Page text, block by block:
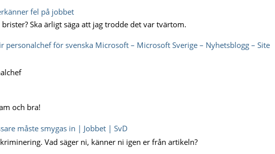
fel på jobbet
Ska ärligt säga att jag trodde det var tvärtom.
personalchef för svenska Microsoft – Microsoft Sverige – Nyhetsblogg – Site
och bra!
måste smygas in | Jobbet | SvD
Vad säger ni, känner ni igen er från artikeln?